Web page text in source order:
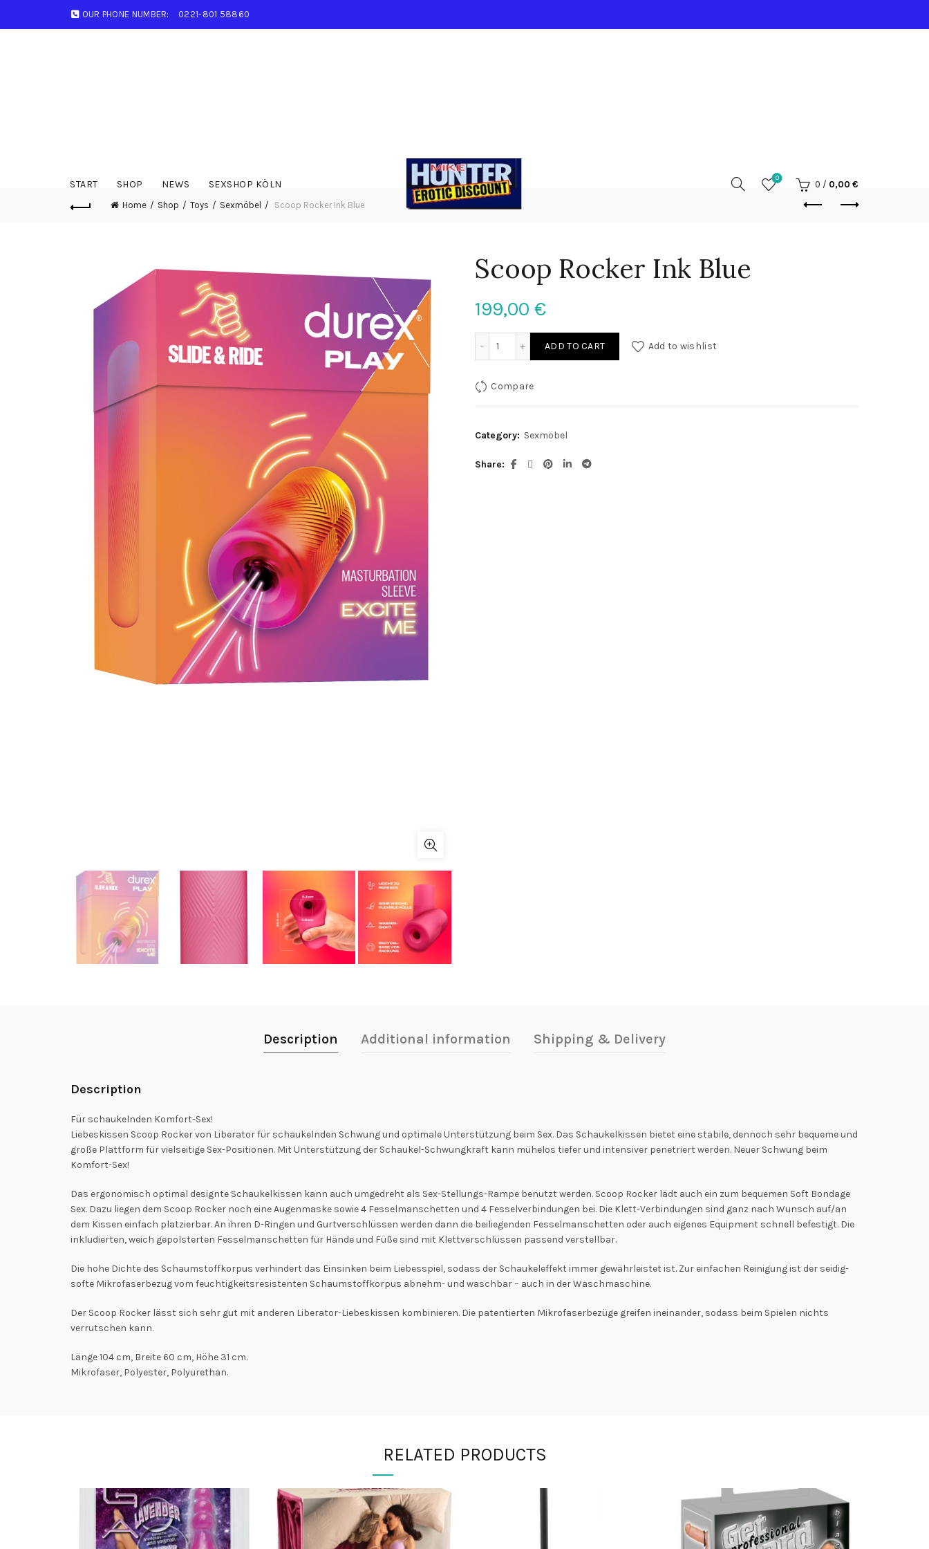
OUR PHONE NUMBER: 0221-801 58860
START SHOP NEWS SEXSHOP KÖLN
0
0 / 0,00 €
Home Shop Toys Sexmöbel Scoop Rocker Ink Blue
Scoop Rocker Ink Blue
199,00 €
Scoop Rocker Ink Blue quantity
ADD TO CART Add to wishlist
Compare
Category: Sexmöbel
Share
Description Additional information Shipping & Delivery
Description
Für schaukelnden Komfort-Sex!
Liebeskissen Scoop Rocker von Liberator für schaukelnden Schwung und optimale Unterstützung beim Sex. Das Schaukelkissen bietet eine stabile, dennoch sehr bequeme und
große Plattform für vielseitige Sex-Positionen. Mit Unterstützung der Schaukel-Schwungkraft kann mühelos tiefer und intensiver penetriert werden. Neuer Schwung beim
Komfort-Sex!
Das ergonomisch optimal designte Schaukelkissen kann auch umgedreht als Sex-Stellungs-Rampe benutzt werden. Scoop Rocker lädt auch ein zum bequemen Soft Bondage
Sex. Dazu liegen dem Scoop Rocker noch eine Augenmaske sowie 4 Fesselmanschetten und 4 Fesselverbindungen bei. Die Klett-Verbindungen sind ganz nach Wunsch auf/an
dem Kissen einfach platzierbar. An ihren D-Ringen und Gurtverschlüssen werden dann die beiliegenden Fesselmanschetten oder auch eigenes Equipment schnell befestigt. Die
inkludierten, weich gepolsterten Fesselmanschetten für Hände und Füße sind mit Klettverschlüssen passend verstellbar.
Die hohe Dichte des Schaumstoffkorpus verhindert das Einsinken beim Liebesspiel, sodass der Schaukeleffekt immer gewährleistet ist. Zur einfachen Reinigung ist der seidig-
softe Mikrofaserbezug vom feuchtigkeitsresistenten Schaumstoffkorpus abnehm- und waschbar – auch in der Waschmaschine.
Der Scoop Rocker lässt sich sehr gut mit anderen Liberator-Liebeskissen kombinieren. Die patentierten Mikrofaserbezüge greifen ineinander, sodass beim Spielen nichts
verrutschen kann.
Länge 104 cm, Breite 60 cm, Höhe 31 cm.
Mikrofaser, Polyester, Polyurethan.
RELATED PRODUCTS